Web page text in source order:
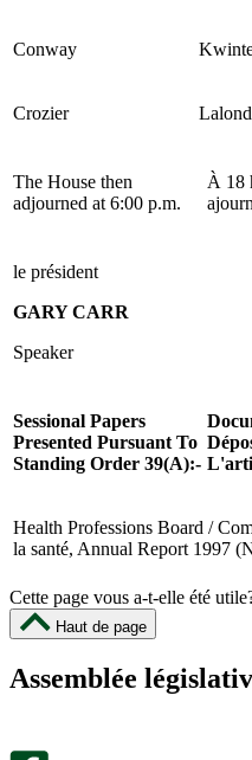
Conway
Crozier
The House then
adjourned at 6:00 p.m.
À 18
le président
GARY CARR
Speaker
Sessional Papers
Presented Pursuant To
Standing Order 39(A):-
Health Professions Board /
la santé, Annual Report 1997
Cette page vous a-t-elle été
Haut de page
Assemblée